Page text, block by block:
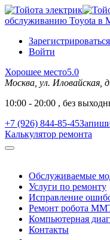
обслуживанию Toyota в
Зарегистрироваться
Войти
Хорошее место5.0
Москва, ул. Иловайская,
10:00 - 20:00 , без
+7 (926) 844-85-45
Калькулятор ремонта
Обслуживаемые
Услуги по ремонту
Исправление
Ремонт робота
Компьютерная
Контакты